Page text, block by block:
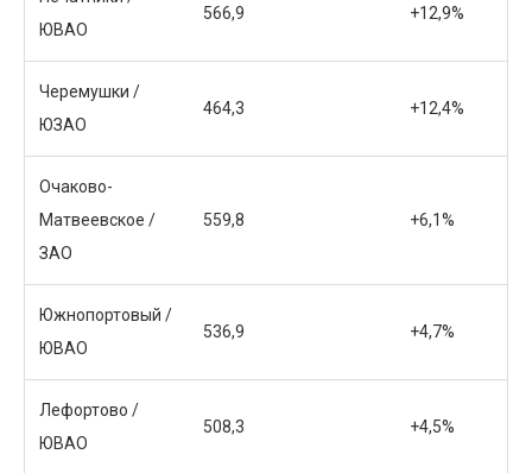
ЮВАО
566,9 +12,9%
Черемушки /
ЮЗАО
464,3 +12,4%
Очаково-
Матвеевское /
ЗАО
559,8 +6,1%
Южнопортовый /
ЮВАО
536,9 +4,7%
Лефортово /
ЮВАО
508,3 +4,5%